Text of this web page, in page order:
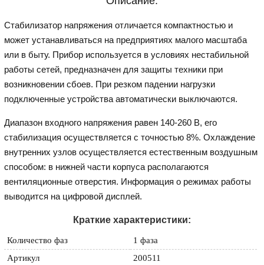
Стабилизатор напряжения отличается компактностью и
может устанавливаться на предприятиях малого масштаба
или в быту. Прибор используется в условиях нестабильной
работы сетей, предназначен для защиты техники при
возникновении сбоев. При резком падении нагрузки
подключенные устройства автоматически выключаются.
Диапазон входного напряжения равен 140-260 В, его
стабилизация осуществляется с точностью 8%. Охлаждение
внутренних узлов осуществляется естественным воздушным
способом: в нижней части корпуса располагаются
вентиляционные отверстия. Информация о режимах работы
выводится на цифровой дисплей.
Краткие характеристики:
Количество фаз
1 фаза
Артикул
200511